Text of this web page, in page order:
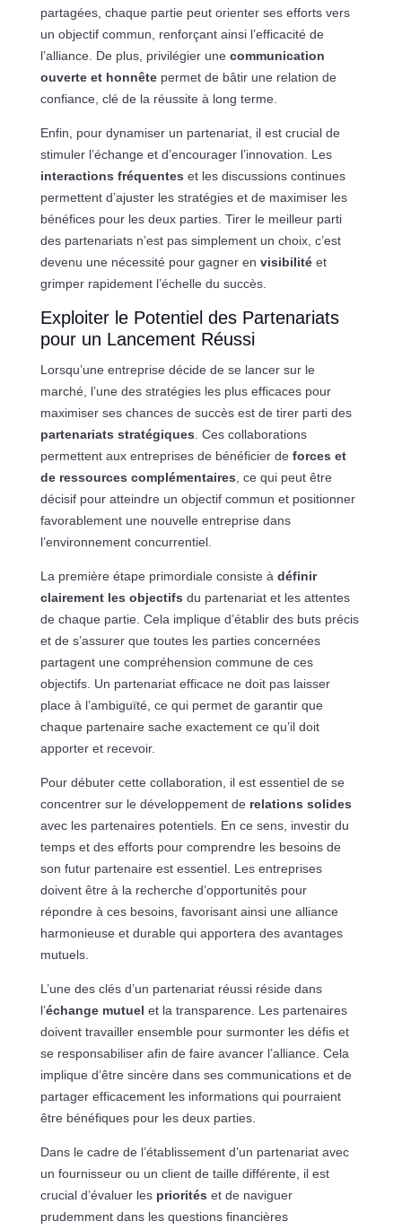
partagées, chaque partie peut orienter ses efforts vers
un objectif commun, renforçant ainsi l’efficacité de
l’alliance. De plus, privilégier une communication
ouverte et honnêtepermet de bâtir une relation de
confiance, clé de la réussite à long terme.
Enfin, pour dynamiser un partenariat, il est crucial de
stimuler l’échange et d’encourager l’innovation. Les
interactions fréquentes et les discussions continues
permettent d’ajuster les stratégies et de maximiser les
bénéfices pour les deux parties. Tirer le meilleur parti
des partenariats n’est pas simplement un choix, c’est
devenu une nécessité pour gagner en visibilitéet
grimper rapidement l’échelle du succès.
Exploiter le Potentiel des Partenariats
pour un Lancement Réussi
Lorsqu’une entreprise décide de se lancer sur le
marché, l’une des stratégies les plus efficaces pour
maximiser ses chances de succès est de tirer parti des
partenariats stratégiques. Ces collaborations
permettent aux entreprises de bénéficier de forces et
de ressources complémentaires, ce qui peut être
décisif pour atteindre un objectif commun et positionner
favorablement une nouvelle entreprise dans
l’environnement concurrentiel.
La première étape primordiale consiste à définir
clairement les objectifs du partenariat et les attentes
de chaque partie. Cela implique d’établir des buts précis
et de s’assurer que toutes les parties concernées
partagent une compréhension commune de ces
objectifs. Un partenariat efficace ne doit pas laisser
place à l’ambiguïté, ce qui permet de garantir que
chaque partenaire sache exactement ce qu’il doit
apporter et recevoir.
Pour débuter cette collaboration, il est essentiel de se
concentrer sur le développement de relations solides
avec les partenaires potentiels. En ce sens, investir du
temps et des efforts pour comprendre les besoins de
son futur partenaire est essentiel. Les entreprises
doivent être à la recherche d’opportunités pour
répondre à ces besoins, favorisant ainsi une alliance
harmonieuse et durable qui apportera des avantages
mutuels.
L’une des clés d’un partenariat réussi réside dans
l’échange mutuel et la transparence. Les partenaires
doivent travailler ensemble pour surmonter les défis et
se responsabiliser afin de faire avancer l’alliance. Cela
implique d’être sincère dans ses communications et de
partager efficacement les informations qui pourraient
être bénéfiques pour les deux parties.
Dans le cadre de l’établissement d’un partenariat avec
un fournisseur ou un client de taille différente, il est
crucial d’évaluer les priorités et de naviguer
prudemment dans les questions financières